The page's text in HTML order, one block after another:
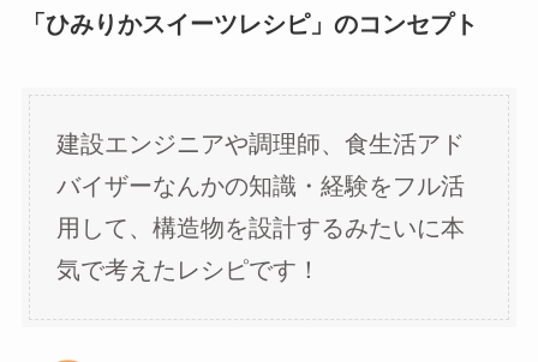
「ひみりかスイーツレシピ」のコンセプト
建設エンジニアや調理師、食生活アド
バイザーなんかの知識・経験をフル活
用して、構造物を設計するみたいに本
気で考えたレシピです！